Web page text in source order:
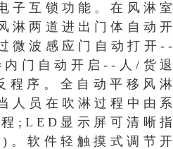
子互锁功能。在风淋室
淋两道进出门体自动开
微波感应门自动打开--
门自动开启--人/货退
程序。全自动平移风淋
人员在吹淋过程中由系
;LED显示屏可清晰指
软件轻触摸式调节开